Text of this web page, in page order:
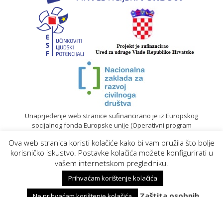
Unaprjeđenje web stranice sufinancirano je iz Europskog
socijalnog fonda Europske unije (Operativni program
© 2020. Sadržaj mrežne stranice isključiva je odgovornost
Gradskog društva Crvenog križa Koprivnica | Izrada web
stranica
Ova web stranica koristi kolačiće kako bi vam pružila što bolje
korisničko iskustvo. Postavke kolačića možete konfigurirati u
vašem internetskom pregledniku.
Prihvaćam korištenje kolačića